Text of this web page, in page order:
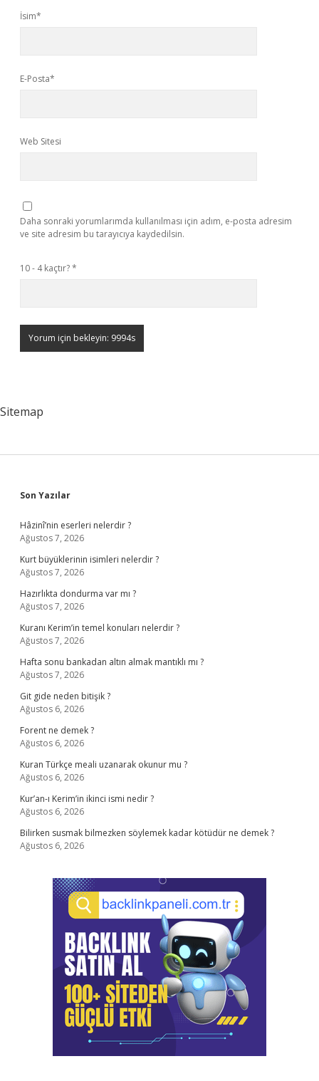
İsim*
E-Posta*
Web Sitesi
Daha sonraki yorumlarımda kullanılması için adım, e-posta adresim
ve site adresim bu tarayıcıya kaydedilsin.
10 - 4 kaçtır?*
Sitemap
Sidebar
Son Yazılar
Hâzinî’nin eserleri nelerdir ?
Ağustos 7, 2026
Kurt büyüklerinin isimleri nelerdir ?
Ağustos 7, 2026
Hazırlıkta dondurma var mı ?
Ağustos 7, 2026
Kuranı Kerim’in temel konuları nelerdir ?
Ağustos 7, 2026
Hafta sonu bankadan altın almak mantıklı mı ?
Ağustos 7, 2026
Git gide neden bitişik ?
Ağustos 6, 2026
Forent ne demek ?
Ağustos 6, 2026
Kuran Türkçe meali uzanarak okunur mu ?
Ağustos 6, 2026
Kur’an-ı Kerim’in ikinci ismi nedir ?
Ağustos 6, 2026
Bilirken susmak bilmezken söylemek kadar kötüdür ne demek ?
Ağustos 6, 2026